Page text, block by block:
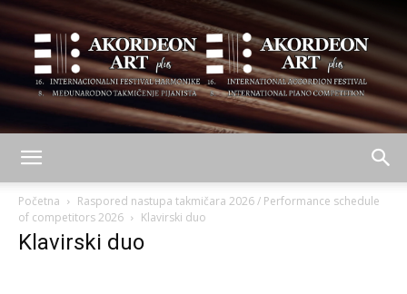
Početna
Raspored nastupa takmičara 2026 / Performance schedule
of competitors 2026
Klavirski duo
Klavirski duo